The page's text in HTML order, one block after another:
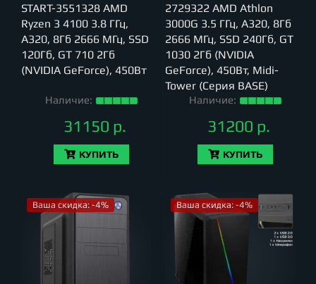
START-3551328 AMD
Ryzen 3 4100 3.8 ГГц,
A320, 8Гб 2666 МГц, SSD
120Гб, GT 710 2Гб
(NVIDIA GeForce), 450Вт
Наличие:
31150 р.
КУПИТЬ
2729322 AMD Athlon
3000G 3.5 ГГц, A320, 8Гб
2666 МГц, SSD 240Гб, GT
1030 2Гб (NVIDIA
GeForce), 450Вт, Midi-
Tower (Серия BASE)
Наличие:
31200 р.
КУПИТЬ
Ваша скидка: -4% Ваша скидка: -4%